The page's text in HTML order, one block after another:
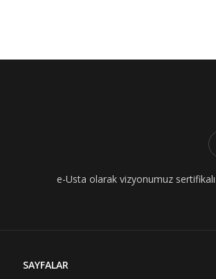
e-Usta olarak vizyonumuz
SAYFALAR